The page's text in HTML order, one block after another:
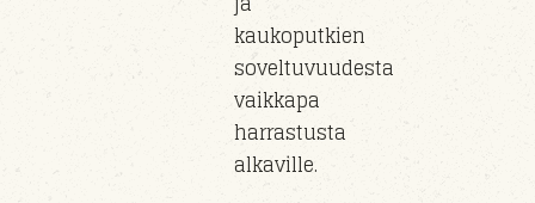
kaukoputkien
soveltuvuudesta
vaikkapa
harrastusta
alkaville.